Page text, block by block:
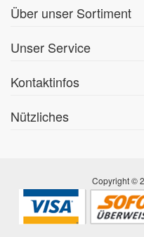
Über unser Sortiment
Unser Service
Kontaktinfos
Nützliches
Copyright ©